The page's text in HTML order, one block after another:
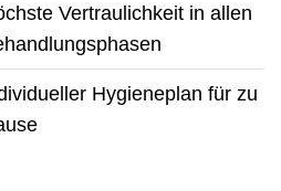
Vertraulichkeit in allen
Hygieneplan für zu